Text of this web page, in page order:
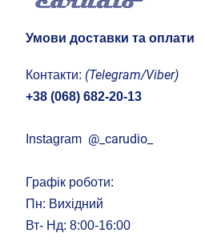
Умови доставки та оплати
Контакти: (Telegram/Viber)
+38 (068) 682-20-13
Instagram @ _carudio_
Графік роботи:
Пн: Вихідний
Вт- Нд: 8:00-16:00